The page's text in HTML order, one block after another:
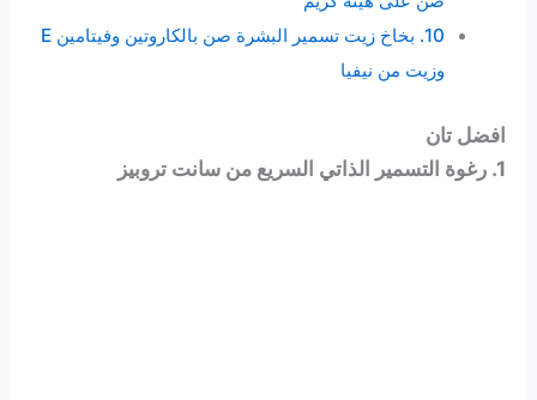
10. بخاخ زيت تسمير البشرة صن بالكاروتين وفيتامين E
وزيت من نيفيا
افضل تان
1. رغوة التسمير الذاتي السريع من سانت تروبيز